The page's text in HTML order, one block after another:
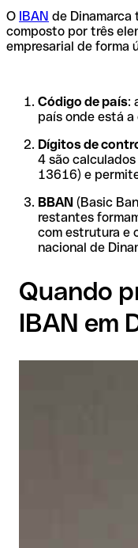
O IBAN de Dinamarca
composto por três
empresarial de forma
Código de país:
país onde está a
Dígitos de
4 são
13616) e
BBAN (Basic
restantes
com estrutura e
nacional de
Quando
IBAN em